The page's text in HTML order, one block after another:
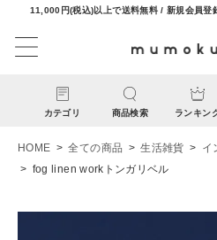
11,000円(税込)以上で送料無料 / 新規会員登
カテゴリ 商品検索 ランキン
HOME 全ての商品 生活雑貨 イ
fog linen workトンガリベル